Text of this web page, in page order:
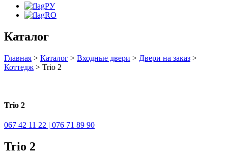
РУ
RO
Каталог
Главная > Каталог > Входные двери > Двери на заказ >
Коттедж > Trio 2
Trio 2
067 42 11 22 | 076 71 89 90
Trio 2